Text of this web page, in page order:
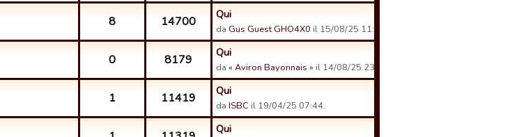
8 14700 Qui
da Gus Guest GHO4X0 il 15/08/25 11:56.
0 8179 Qui
da « Aviron Bayonnais » il 14/08/25 23:06.
1 11419 Qui
da ISBC il 19/04/25 07:44.
Qui